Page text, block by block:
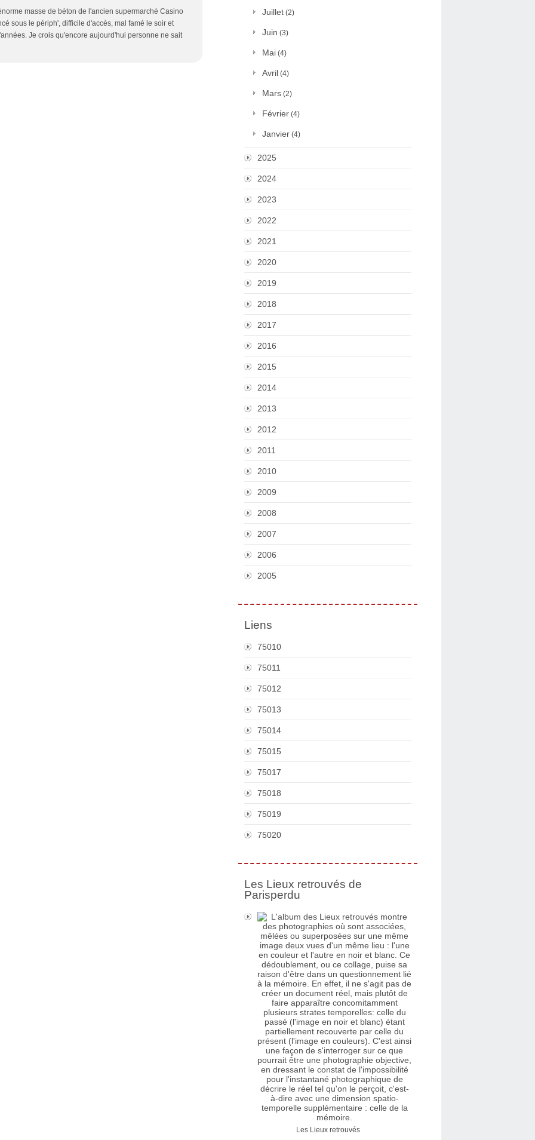
masse de béton de l'ancien supermarché Casino
sous le périph', difficile d'accès, mal famé le soir et
Je crois qu'encore aujourd'hui personne ne sait
Juillet (2)
Juin (3)
Mai (4)
Avril (4)
Mars (2)
Février (4)
Janvier (4)
2025
2024
2023
2022
2021
2020
2019
2018
2017
2016
2015
2014
2013
2012
2011
2010
2009
2008
2007
2006
2005
Liens
75010
75011
75012
75013
75014
75015
75017
75018
75019
75020
Les Lieux retrouvés de
Parisperdu
Les Lieux retrouvés